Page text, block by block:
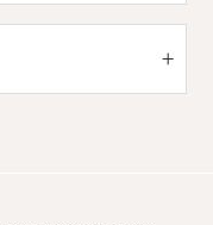
+